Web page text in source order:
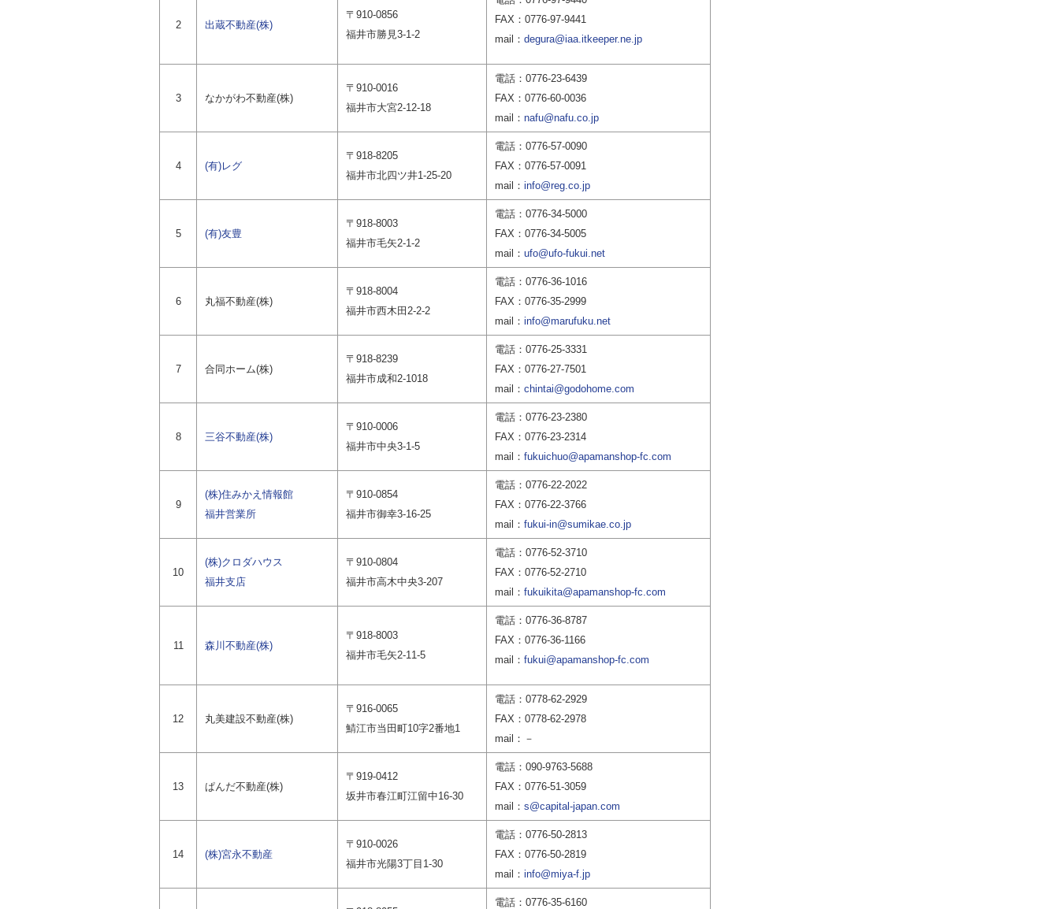
2 出蔵不動産(株)
〒910-0856
福井市勝見3-1-2
FAX：0776-97-9441
mail： degura@iaa.itkeeper.ne.jp
3 なかがわ不動産(株)
〒910-0016
福井市大宮2-12-18
電話：0776-23-6439
FAX：0776-60-0036
mail： nafu@nafu.co.jp
4 (有)レグ
〒918-8205
福井市北四ツ井1-25-20
電話：0776-57-0090
FAX：0776-57-0091
mail： info@reg.co.jp
5 (有)友豊
〒918-8003
福井市毛矢2-1-2
電話：0776-34-5000
FAX：0776-34-5005
mail： ufo@ufo-fukui.net
6 丸福不動産(株)
〒918-8004
福井市西木田2-2-2
電話：0776-36-1016
FAX：0776-35-2999
mail： info@marufuku.net
7 合同ホーム(株)
〒918-8239
福井市成和2-1018
電話：0776-25-3331
FAX：0776-27-7501
mail： chintai@godohome.com
8 三谷不動産(株)
〒910-0006
福井市中央3-1-5
電話：0776-23-2380
FAX：0776-23-2314
mail： fukuichuo@apamanshop-fc.com
9
(株)住みかえ情報館
福井営業所
〒910-0854
福井市御幸3-16-25
電話：0776-22-2022
FAX：0776-22-3766
mail： fukui-in@sumikae.co.jp
10
(株)クロダハウス
福井支店
〒910-0804
福井市高木中央3-207
電話：0776-52-3710
FAX：0776-52-2710
mail： fukuikita@apamanshop-fc.com
11 森川不動産(株)
〒918-8003
福井市毛矢2-11-5
電話：0776-36-8787
FAX：0776-36-1166
mail： fukui@apamanshop-fc.com
12 丸美建設不動産(株)
〒916-0065
鯖江市当田町10字2番地1
電話：0778-62-2929
FAX：0778-62-2978
mail：－
13 ぱんだ不動産(株)
〒919-0412
坂井市春江町江留中16-30
電話：090-9763-5688
FAX：0776-51-3059
mail： s@capital-japan.com
14 (株)宮永不動産
〒910-0026
福井市光陽3丁目1-30
電話：0776-50-2813
FAX：0776-50-2819
mail： info@miya-f.jp
電話：0776-35-6160